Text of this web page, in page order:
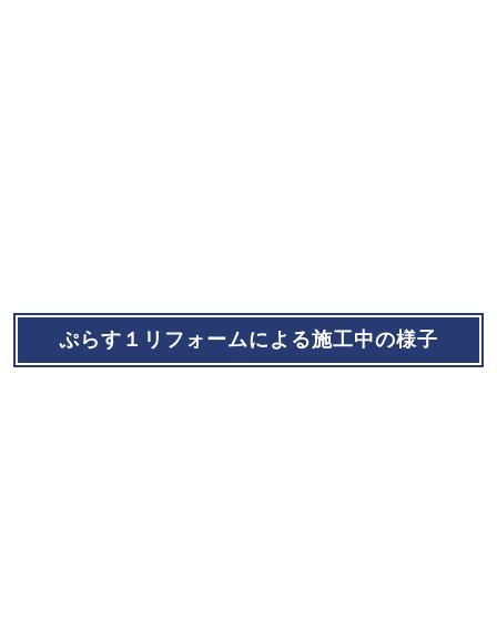
ぷらす１リフォームによる施工中の様子